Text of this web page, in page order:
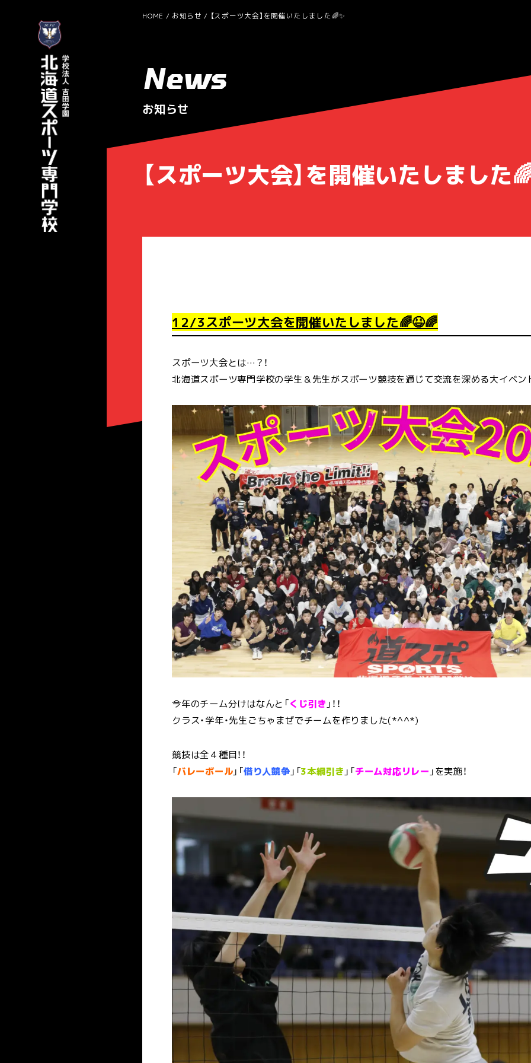
HOME お知らせ 【スポーツ大会】を開催いたしました🌈✨
News
お知らせ
【スポーツ大会】を開催いたしました
12/3スポーツ大会を開催いたしました🌈😆🌈
スポーツ大会とは…？！
北海道スポーツ専門学校の学生＆先生がスポーツ競技を通じて交流を深める大イベン
今年のチーム分けはなんと「くじ引き 」！！
クラス・学年・先生ごちゃまぜでチームを作りました(*^^*)
競技は全４種目！！
「バレーボール」「借り人競争 」「3本綱引き 」「チーム対応リレー 」を実施！